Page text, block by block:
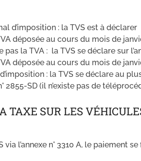
d’imposition : la TVS est à déclarer
déposée au cours du mois de
la TVA : la TVS se déclare sur
déposée au cours du mois de
: la TVS se déclare au
2855-SD (il n’existe pas de
TAXE SUR LES
via l’annexe n° 3310 A, le paiement